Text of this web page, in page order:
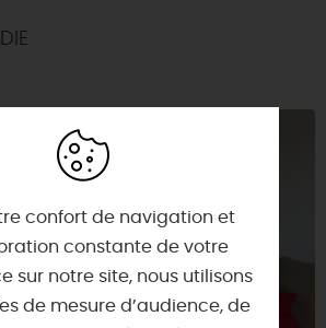
confort de navigation et
constante de votre
sur notre site, nous utilisons
de mesure d’audience, de